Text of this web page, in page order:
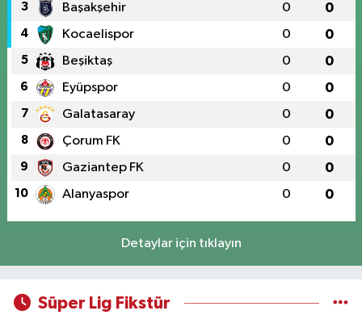
3 Başakşehir 0 0
4 Kocaelispor 0 0
5 Beşiktaş 0 0
6 Eyüpspor 0 0
7 Galatasaray 0 0
8 Çorum FK 0 0
9 Gaziantep FK 0 0
10 Alanyaspor 0 0
Detaylar için tıklayın
Süper Lig Fikstür